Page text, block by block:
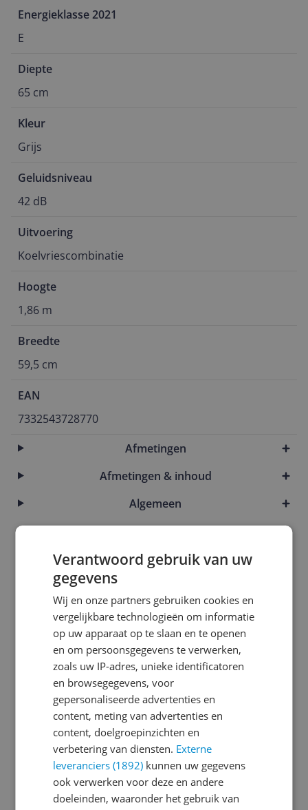
Energieklasse 2021
E
Diepte
65 cm
Kleur
Grijs
Geluidsniveau
42 dB
Uitvoering
Koelvriescombinatie
Hoogte
1,86 m
Breedte
59,5 cm
EAN
7332543728770
Afmetingen
Afmetingen & inhoud
Algemeen
Algemene kenmerken
Capaciteit
Energieverbruik
Functies
Fysieke kenmerken
Koelkenmerken
Overige kenmerken
Plaatsing
Technisch
Vrieskenmerken
Verantwoord gebruik van uw
gegevens
Wij en onze partners gebruiken cookies en
vergelijkbare technologieën om informatie
op uw apparaat op te slaan en te openen
en om persoonsgegevens te verwerken,
zoals uw IP-adres, unieke identificatoren
en browsegegevens, voor
gepersonaliseerde advertenties en
content, meting van advertenties en
content, doelgroepinzichten en
verbetering van diensten. Externe
leveranciers (1892) kunnen uw gegevens
ook verwerken voor deze en andere
doeleinden, waaronder het gebruik van